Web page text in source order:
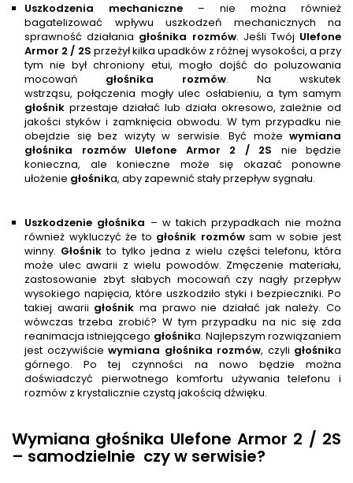
Uszkodzenia mechaniczne – nie można również
bagatelizować wpływu uszkodzeń mechanicznych na
sprawność działania głośnika rozmów. Jeśli Twój Ulefone
Armor 2 / 2S przeżył kilka upadków z różnej wysokości, a przy
tym nie był chroniony etui, mogło dojść do poluzowania
mocowań głośnika rozmów. Na wskutek
wstrząsu, połączenia mogły ulec osłabieniu, a tym samym
głośnik przestaje działać lub działa okresowo, zależnie od
jakości styków i zamknięcia obwodu. W tym przypadku nie
obejdzie się bez wizyty w serwisie. Być może wymiana
głośnika rozmów
Ulefone Armor 2 / 2S nie będzie
konieczna, ale konieczne może się okazać ponowne
ułożenie głośnika, aby zapewnić stały przepływ sygnału.
Uszkodzenie głośnika – w takich przypadkach nie można
również wykluczyć że to głośnik rozmówsam w sobie jest
winny. Głośnik to tylko jedna z wielu części telefonu, która
może ulec awarii z wielu powodów. Zmęczenie materiału,
zastosowanie zbyt słabych mocowań czy nagły przepływ
wysokiego napięcia, które uszkodziło styki i bezpieczniki. Po
takiej awarii głośnik ma prawo nie działać jak należy. Co
wówczas trzeba zrobić? W tym przypadku na nic się zda
reanimacja istniejącego głośnika. Najlepszym rozwiązaniem
jest oczywiście wymiana głośnika rozmów, czyli głośnika
górnego. Po tej czynności na nowo będzie można
doświadczyć pierwotnego komfortu używania telefonu i
rozmów z krystalicznie czystą jakością dźwięku.
Wymiana głośnika Ulefone Armor 2 / 2S
– samodzielnie czy w serwisie?